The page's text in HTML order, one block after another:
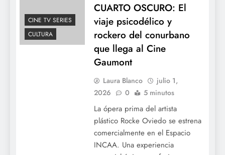
«Solución Rápida»: El espejo de la vida
conyugal que nos invita a reírnos de
CINE TV SERIES
CULTURA
CUARTO OSCURO: El
viaje psicodélico y
rockero del conurbano
que llega al Cine
Gaumont
Laura Blanco
julio 1,
2026
0 5 minutos
La ópera prima del artista
plástico Rocke Oviedo se estrena
comercialmente en el Espacio
INCAA. Una experiencia